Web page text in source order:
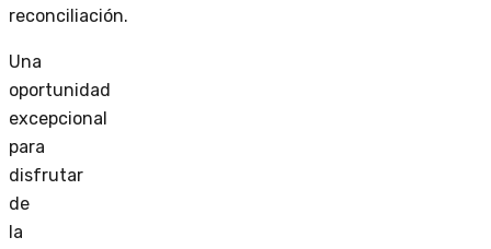
reconciliación.
Una
oportunidad
excepcional
para
disfrutar
de
la